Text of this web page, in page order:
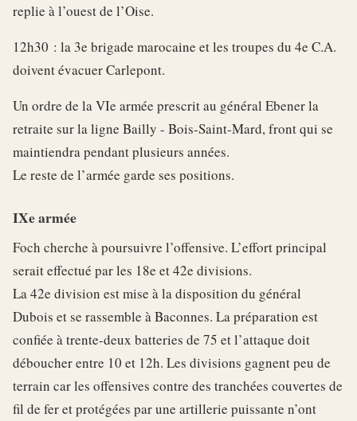
replie à l’ouest de l’Oise.
12h30 : la 3e brigade marocaine et les troupes du 4e C.A.
doivent évacuer Carlepont.
Un ordre de la VIe armée prescrit au général Ebener la
retraite sur la ligne Bailly - Bois-Saint-Mard, front qui se
maintiendra pendant plusieurs années.
Le reste de l’armée garde ses positions.
IXe armée
Foch cherche à poursuivre l’offensive. L’effort principal
serait effectué par les 18e et 42e divisions.
La 42e division est mise à la disposition du général
Dubois et se rassemble à Baconnes. La préparation est
confiée à trente-deux batteries de 75 et l’attaque doit
déboucher entre 10 et 12h. Les divisions gagnent peu de
terrain car les offensives contre des tranchées couvertes de
fil de fer et protégées par une artillerie puissante n’ont